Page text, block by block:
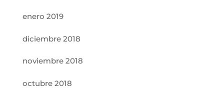
enero 2019
diciembre 2018
noviembre 2018
octubre 2018